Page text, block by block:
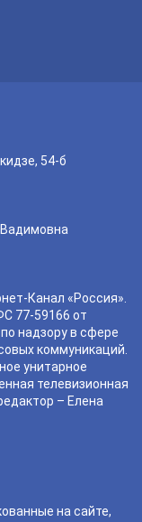
54-б
Канал «Россия».
77-59166 от
надзору в сфере
коммуникаций.
унитарное
телевизионная
– Елена
на сайте,